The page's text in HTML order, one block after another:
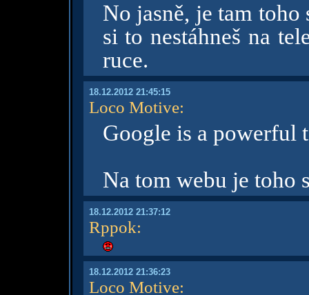
No jasně, je tam
si to nestáhneš na
ruce.
18.12.2012 21:45:15
Loco Motive:
Google is a powerful
Na tom webu je toho
18.12.2012 21:37:12
Rppok:
18.12.2012 21:36:23
Loco Motive: